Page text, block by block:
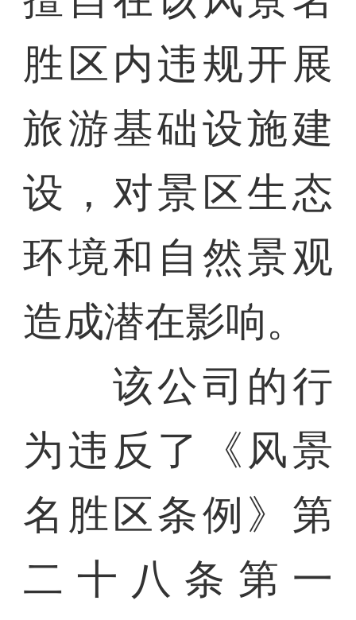
胜区内违规开展
旅游基础设施建
设，对景区生态
环境和自然景观
造成潜在影响。
该公司的行
为违反了《风景
名胜区条例》第
二十八条第一